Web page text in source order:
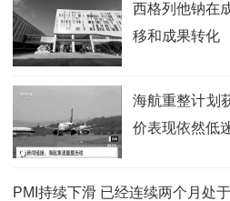
西格列他钠在
移和成果转化
海航重整计划
价表现依然低
PMI持续下滑 已经连续两个月处